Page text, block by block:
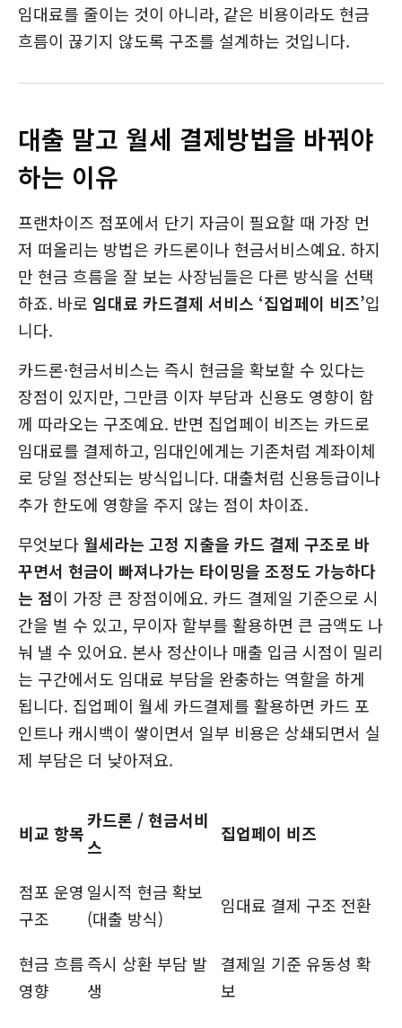
임대료를 줄이는 것이 아니라, 같은 비용이라도 현금
흐름이 끊기지 않도록 구조를 설계하는 것입니다.
대출 말고 월세 결제방법을 바꿔야
하는 이유
프랜차이즈 점포에서 단기 자금이 필요할 때 가장 먼
저 떠올리는 방법은 카드론이나 현금서비스예요. 하지
만 현금 흐름을 잘 보는 사장님들은 다른 방식을 선택
하죠. 바로 임대료 카드결제 서비스 ‘집업페이 비즈’입
니다.
카드론·현금서비스는 즉시 현금을 확보할 수 있다는
장점이 있지만, 그만큼 이자 부담과 신용도 영향이 함
께 따라오는 구조예요. 반면 집업페이 비즈는 카드로
임대료를 결제하고, 임대인에게는 기존처럼 계좌이체
로 당일 정산되는 방식입니다. 대출처럼 신용등급이나
추가 한도에 영향을 주지 않는 점이 차이죠.
무엇보다 월세라는 고정 지출을 카드 결제 구조로 바
꾸면서 현금이 빠져나가는 타이밍을 조정도 가능하다
는 점이 가장 큰 장점이에요. 카드 결제일 기준으로 시
간을 벌 수 있고, 무이자 할부를 활용하면 큰 금액도 나
눠 낼 수 있어요. 본사 정산이나 매출 입금 시점이 밀리
는 구간에서도 임대료 부담을 완충하는 역할을 하게
됩니다. 집업페이 월세 카드결제를 활용하면 카드 포
인트나 캐시백이 쌓이면서 일부 비용은 상쇄되면서 실
제 부담은 더 낮아져요.
비교 항목
카드론 / 현금서비
스
집업페이 비즈
점포 운영
구조
일시적 현금 확보
(대출 방식)
임대료 결제 구조 전환
현금 흐름
영향
즉시 상환 부담 발
생
결제일 기준 유동성 확
보